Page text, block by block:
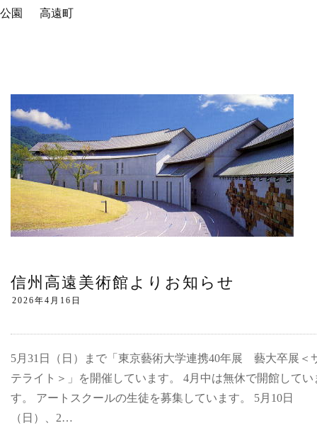
公園
高遠町
信州高遠美術館よりお知らせ
5月31日（日）まで「東京藝術大学連携40年展 藝大卒展＜
テライト＞」を開催しています。 4月中は無休で開館してい
す。 アートスクールの生徒を募集しています。 5月10日
（日）、2…